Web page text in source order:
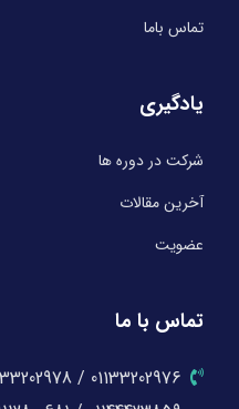
تماس باما
یادگیری
شرکت در دوره ها
آخرین مقالات
عضویت
تماس با ما